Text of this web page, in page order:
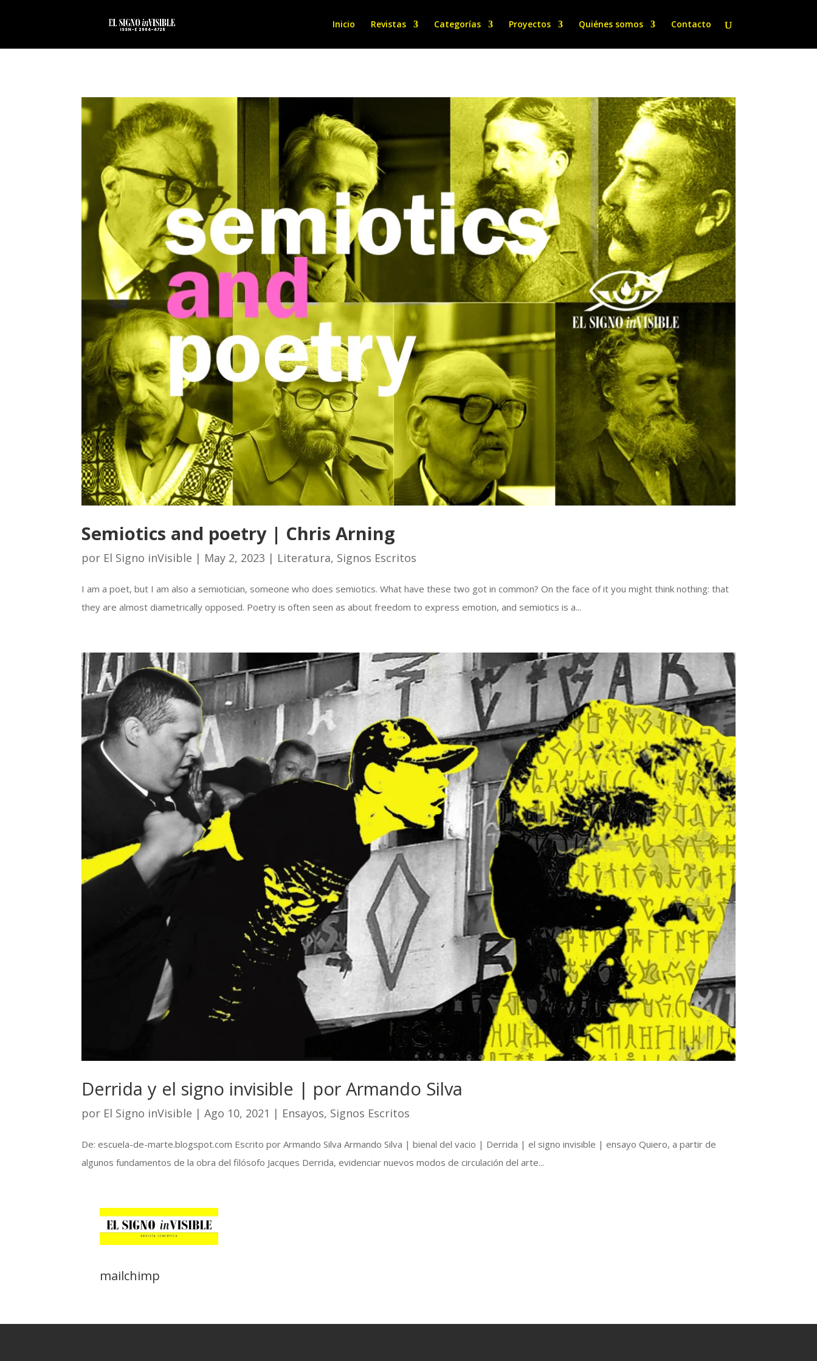
Inicio Revistas Categorías Proyectos Quiénes somos Contacto
Semiotics and poetry | Chris Arning
por El Signo inVisible | May 2, 2023 | Literatura, Signos Escritos
I am a poet, but I am also a semiotician, someone who does semiotics. What have these two got in common? On the face of it you might think nothing: that
they are almost diametrically opposed. Poetry is often seen as about freedom to express emotion, and semiotics is a...
Derrida y el signo invisible | por Armando Silva
por El Signo inVisible |Ago 10, 2021 | Ensayos, Signos Escritos
De: escuela-de-marte.blogspot.com Escrito por Armando Silva Armando Silva | bienal del vacio | Derrida | el signo invisible | ensayo Quiero, a partir de
algunos fundamentos de la obra del filósofo Jacques Derrida, evidenciar nuevos modos de circulación del arte...
mailchimp